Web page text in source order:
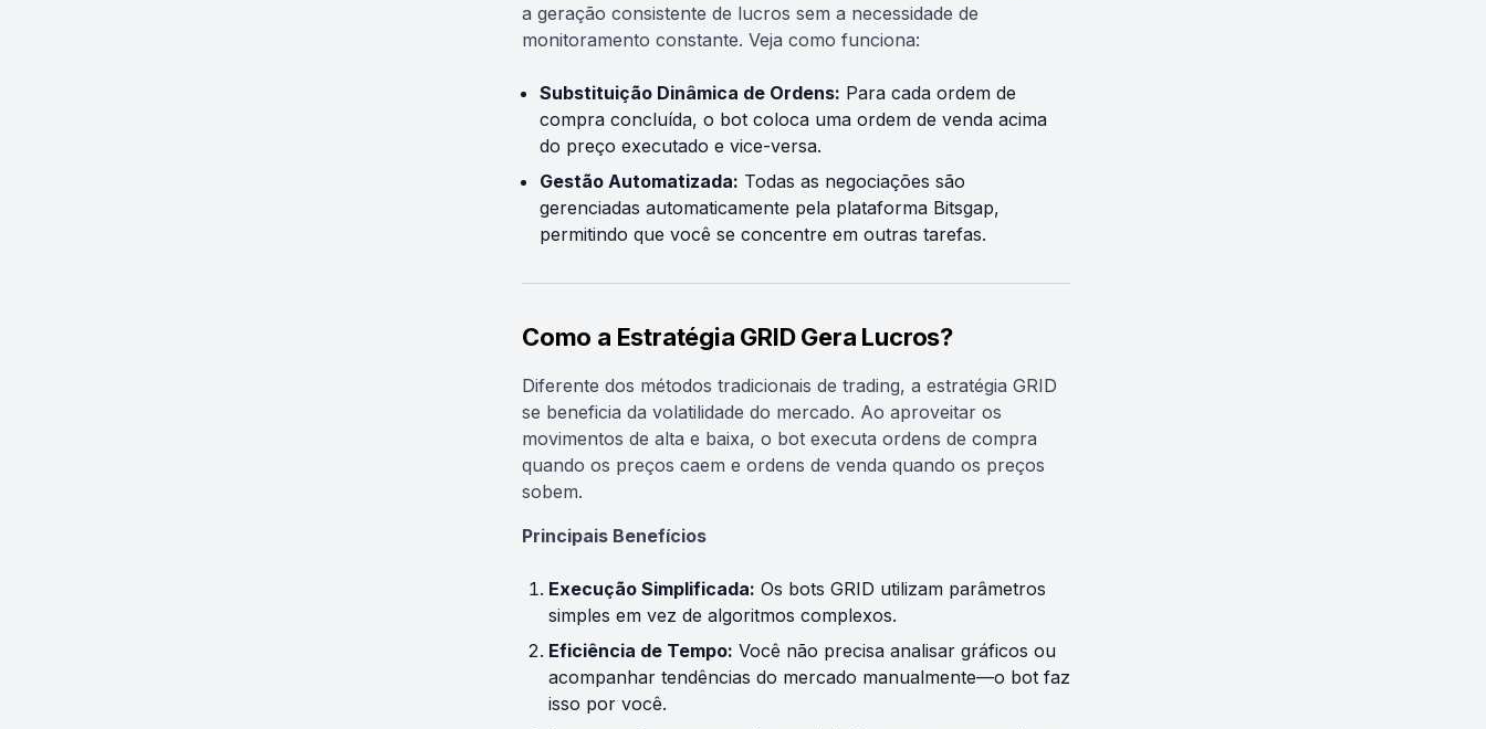
a geração consistente de lucros sem a necessidade de
monitoramento constante. Veja como funciona:
Substituição Dinâmica de Ordens: Para cada ordem de
compra concluída, o bot coloca uma ordem de venda acima
do preço executado e vice-versa.
Gestão Automatizada: Todas as negociações são
gerenciadas automaticamente pela plataforma Bitsgap,
permitindo que você se concentre em outras tarefas.
Como a Estratégia GRID Gera Lucros?
Diferente dos métodos tradicionais de trading, a estratégia GRID
se beneficia da volatilidade do mercado. Ao aproveitar os
movimentos de alta e baixa, o bot executa ordens de compra
quando os preços caem e ordens de venda quando os preços
sobem.
Principais Benefícios
Execução Simplificada: Os bots GRID utilizam parâmetros
simples em vez de algoritmos complexos.
Eficiência de Tempo: Você não precisa analisar gráficos ou
acompanhar tendências do mercado manualmente—o bot faz
isso por você.